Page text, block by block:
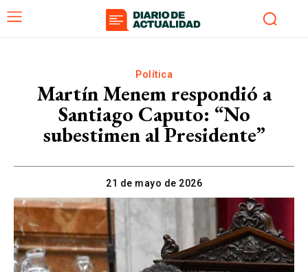
Política
Martín Menem respondió a
Santiago Caputo: “No
subestimen al Presidente”
21 de mayo de 2026